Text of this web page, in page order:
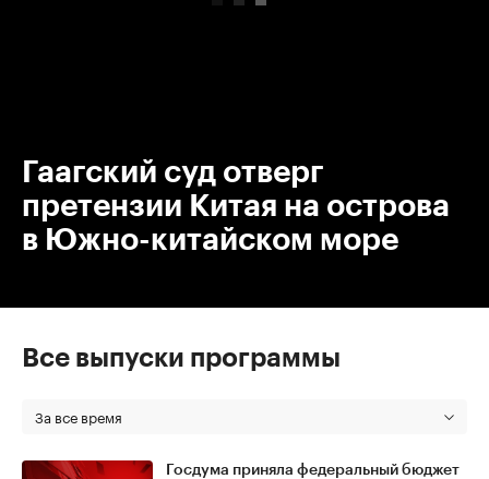
Гаагский суд отверг
претензии Китая на острова
в Южно-китайском море
Все выпуски программы
За все время
Госдума приняла федеральный бюджет